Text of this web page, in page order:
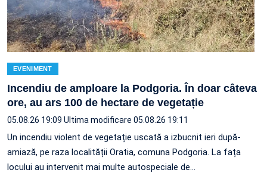
EVENIMENT
Incendiu de amploare la Podgoria. În doar câteva
ore, au ars 100 de hectare de vegetație
05.08.26 19:09 Ultima modificare 05.08.26 19:11
Un incendiu violent de vegetație uscată a izbucnit ieri după-
amiază, pe raza localității Oratia, comuna Podgoria. La fața
locului au intervenit mai multe autospeciale de…